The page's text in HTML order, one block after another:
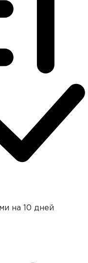
на 10 дней